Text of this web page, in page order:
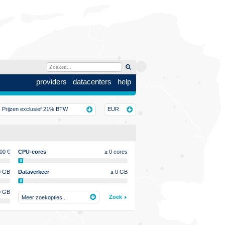
providers datacenters help
EUR
Prijzen exclusief 21% BTW
€
GB
GB
CPU-cores ≥ 0 cores
Dataverkeer ≥ 0 GB
Zoek
Meer zoekopties...